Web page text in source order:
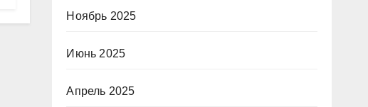
Ноябрь 2025
Июнь 2025
Апрель 2025